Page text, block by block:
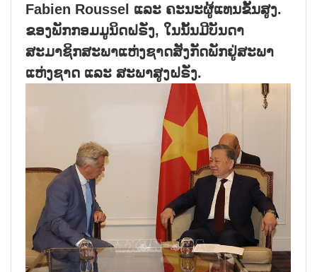
Fabien Roussel ແລະ ຄະນະຜູ້ແທນຂັ້ນສູງ.
ຂອງພັກກອມມູນິດຝຣັ່ງ, ໃນນັ້ນມີບັນດາ
ສະມາຊິກສະພາແຫ່ງຊາດສັງກັດພັກຢູ່ສະພາ
ແຫ່ງຊາດ ແລະ ສະພາສູງຝຣັ່ງ.